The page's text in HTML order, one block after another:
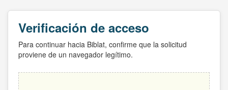
Verificación de acceso
Para continuar hacia Biblat, confirme que la solicitud
proviene de un navegador legítimo.